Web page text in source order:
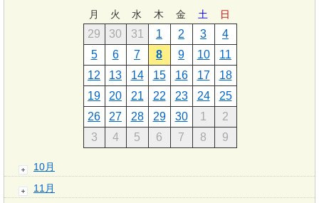
月 火 水 木 金 土 日
29 30 31 1 2 3
4
5
6 7 8 9 10
11
12
13 14 15 16 17
18
19
20 21 22 23 24
25
26
27 28 29 30 1
2
3
4 5 6 7 8 9
10月
11月